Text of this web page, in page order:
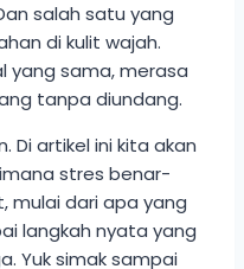
salah satu yang
di kulit wajah.
yang sama, merasa
tanpa diundang.
Di artikel ini kita akan
stres benar-
mulai dari apa yang
langkah nyata yang
Yuk simak sampai